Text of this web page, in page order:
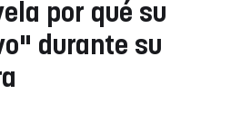
por qué su
durante su